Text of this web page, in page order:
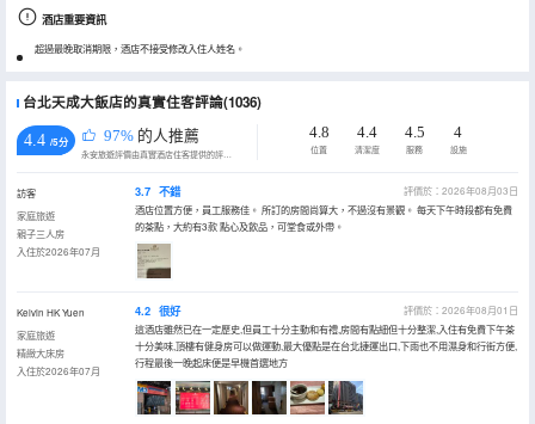
酒店重要資訊
超過最晚取消期限，酒店不接受修改入住人姓名。
台北天成大飯店的真實住客評論(1036)
4.4 /5分 97% 的人推薦
永安旅遊評價由真實酒店住客提供的評價。
4.8
位置
4.4
清潔度
4.5
服務
4
設施
訪客
家庭旅遊
親子三人房
入住於2026年07月
3.7 不錯
評價於：2026年08月03日
酒店位置方便，員工服務佳。 所訂的房間尚算大，不過沒有景觀。 每天下午時段都有免費
的茶點，大約有3款 點心及飲品，可堂食或外帶。
Kelvin HK Yuen
家庭旅遊
精緻大床房
入住於2026年07月
4.2 很好
評價於：2026年08月01日
這酒店雖然已在一定歷史,但員工十分主動和有禮,房間有點細但十分整潔,入住有免費下午茶
十分美味,頂樓有健身房可以做運動,最大優點是在台北捷運出口,下雨也不用濕身和行街方便,
行程最後一晚起床便是早機首選地方